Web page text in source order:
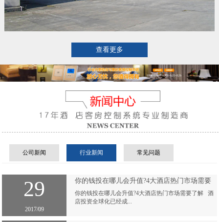
查看更多
公司新闻 行业新闻 常见问题
29
2017/09
你的钱投在哪儿会升值?4大酒店热门市场需要
了解
你的钱投在哪儿会升值?4大酒店热门市场需要了解 酒
店投资全球化已经成...